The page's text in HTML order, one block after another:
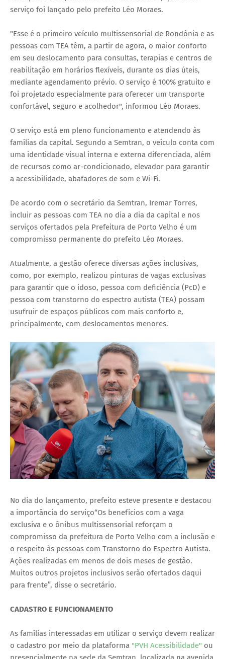
serviço foi lançado pelo prefeito Léo Moraes.
"Esse é o primeiro veículo multissensorial de Rondônia e as
pessoas com TEA têm, a partir de agora, o maior conforto
em seu deslocamento para consultas, terapias e centros de
reabilitação em horários flexíveis, durante os dias úteis,
mediante agendamento prévio. O serviço é 100% gratuito e
foi projetado especialmente para oferecer um transporte
confortável, seguro e acolhedor", informou Léo Moraes.
O serviço está em pleno funcionamento e atendendo às
famílias da capital. Segundo a Semtran, o veículo conta com
uma identidade visual interna e externa diferenciada, além
de recursos como ar-condicionado, elevador para garantir
a acessibilidade, abafadores de som e Wi-Fi.
De acordo com o secretário da Semtran, Iremar Torres,
incluir as pessoas com TEA no dia a dia da capital e nos
serviços ofertados pela Prefeitura de Porto Velho é um
compromisso permanente do prefeito Léo Moraes.
Atualmente, a gestão oferece diversas ações inclusivas,
como, por exemplo, realizou pinturas de vagas exclusivas
para garantir que o idoso, pessoa com deficiência (PcD) e
pessoa com transtorno do espectro autista (TEA) possam
usufruir de espaços públicos com mais conforto e,
principalmente, com deslocamentos menores.
No dia do lançamento, prefeito esteve presente e destacou
a importância do serviço“Os benefícios com a vaga
exclusiva e o ônibus multissensorial reforçam o
compromisso da prefeitura de Porto Velho com a inclusão e
o respeito às pessoas com Transtorno do Espectro Autista.
Ações realizadas em menos de dois meses de gestão.
Muitos outros projetos inclusivos serão ofertados daqui
para frente”, disse o secretário.
CADASTRO E FUNCIONAMENTO
As famílias interessadas em utilizar o serviço devem realizar
o cadastro por meio da plataforma "PVH Acessibilidade" ou